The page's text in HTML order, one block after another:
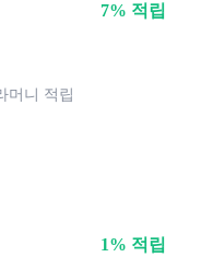
머니 적립
7% 적립
1% 적립